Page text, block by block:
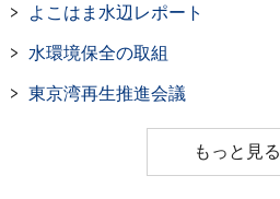
よこはま水辺レポート
水環境保全の取組
東京湾再生推進会議
もっと見る